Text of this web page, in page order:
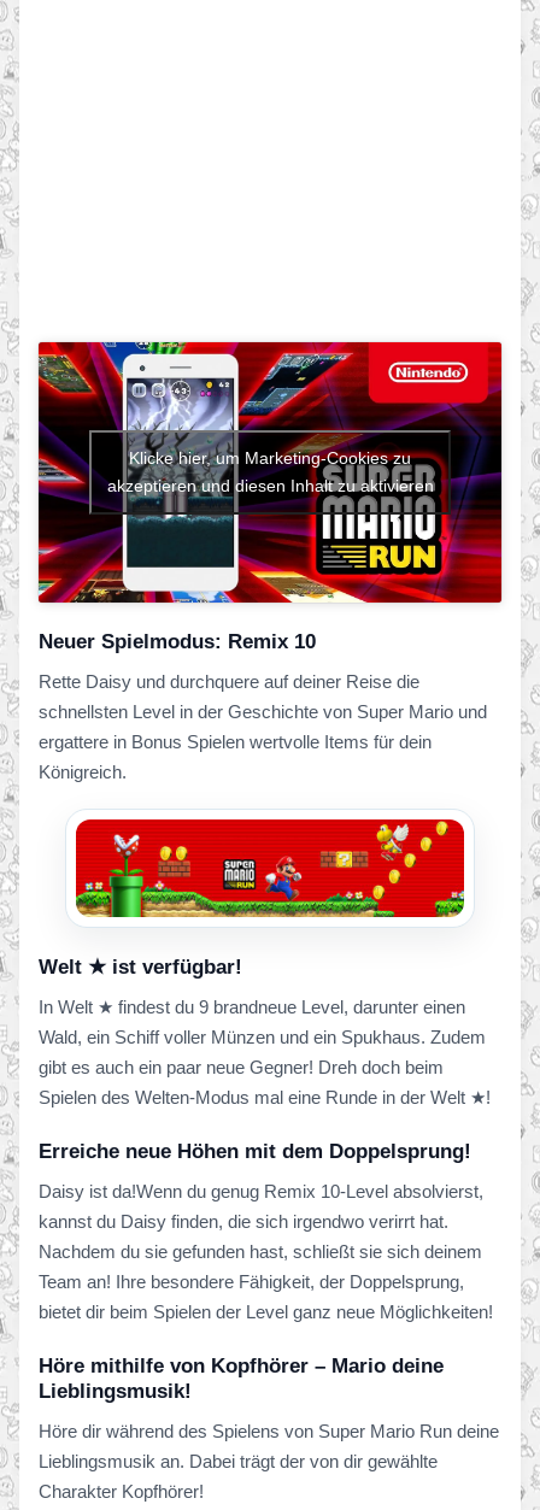
Klicke hier, um Marketing-Cookies zu
akzeptieren und diesen Inhalt zu aktivieren
Neuer Spielmodus: Remix 10
Rette Daisy und durchquere auf deiner Reise die
schnellsten Level in der Geschichte von Super Mario und
ergattere in Bonus Spielen wertvolle Items für dein
Königreich.
Welt ★ ist verfügbar!
In Welt ★ findest du 9 brandneue Level, darunter einen
Wald, ein Schiff voller Münzen und ein Spukhaus. Zudem
gibt es auch ein paar neue Gegner! Dreh doch beim
Spielen des Welten-Modus mal eine Runde in der Welt ★!
Erreiche neue Höhen mit dem Doppelsprung!
Daisy ist da!Wenn du genug Remix 10-Level absolvierst,
kannst du Daisy finden, die sich irgendwo verirrt hat.
Nachdem du sie gefunden hast, schließt sie sich deinem
Team an! Ihre besondere Fähigkeit, der Doppelsprung,
bietet dir beim Spielen der Level ganz neue Möglichkeiten!
Höre mithilfe von Kopfhörer – Mario deine
Lieblingsmusik!
Höre dir während des Spielens von Super Mario Run deine
Lieblingsmusik an. Dabei trägt der von dir gewählte
Charakter Kopfhörer!